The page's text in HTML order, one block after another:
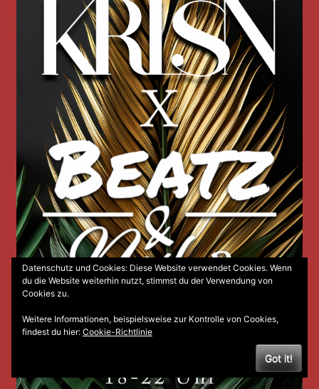
Datenschutz und Cookies: Diese Website verwendet Cookies. Wenn
du die Website weiterhin nutzt, stimmst du der Verwendung von
Cookies zu.
Weitere Informationen, beispielsweise zur Kontrolle von Cookies,
findest du hier: Cookie-Richtlinie